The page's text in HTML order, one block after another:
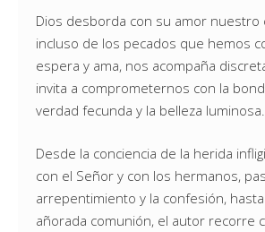
Dios desborda con su amor nuestro
incluso de los pecados que hemos
espera y ama, nos acompaña
invita a comprometernos con la
verdad fecunda y la belleza luminosa.
Desde la conciencia de la herida
con el Señor y con los hermanos,
arrepentimiento y la confesión, hasta
añorada comunión, el autor recorre